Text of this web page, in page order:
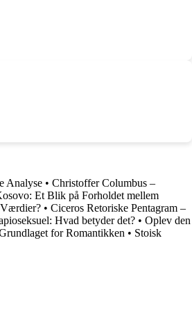
Analyse • Christoffer Columbus –
Et Blik på Forholdet mellem
• Ciceros Retoriske Pentagram –
Hvad betyder det? • Oplev den
for Romantikken • Stoisk